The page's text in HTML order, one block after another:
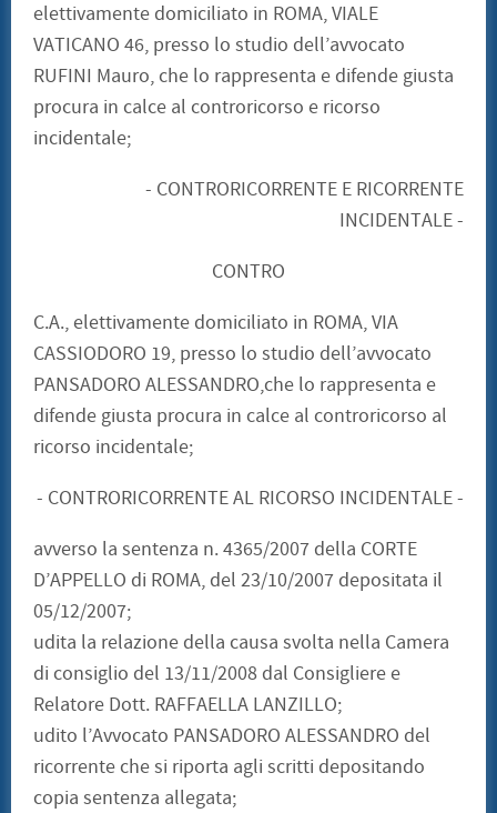
elettivamente domiciliato in ROMA, VIALE
VATICANO 46, presso lo studio dell’avvocato
RUFINI Mauro, che lo rappresenta e difende giusta
procura in calce al controricorso e ricorso
incidentale;
- CONTRORICORRENTE E RICORRENTE
INCIDENTALE -
CONTRO
C.A., elettivamente domiciliato in ROMA, VIA
CASSIODORO 19, presso lo studio dell’avvocato
PANSADORO ALESSANDRO,che lo rappresenta e
difende giusta procura in calce al controricorso al
ricorso incidentale;
- CONTRORICORRENTE AL RICORSO INCIDENTALE -
avverso la sentenza n. 4365/2007 della CORTE
D’APPELLO di ROMA, del 23/10/2007 depositata il
05/12/2007;
udita la relazione della causa svolta nella Camera
di consiglio del 13/11/2008 dal Consigliere e
Relatore Dott. RAFFAELLA LANZILLO;
udito l’Avvocato PANSADORO ALESSANDRO del
ricorrente che si riporta agli scritti depositando
copia sentenza allegata;